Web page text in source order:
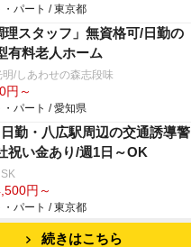
パート / 東京都
理スタッフ」無資格可/日勤の
有料老人ホーム
/しあわせの森志段味
円～
パート / 愛知県
日勤・八広駅周辺の交通誘導警
祝い金あり/週1日～OK
円～
パート / 東京都
続きはこちら